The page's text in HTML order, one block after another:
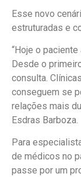
Esse novo
estruturadas e
“Hoje o
Desde o
consulta.
conseguem se
relações mais
Esdras Barboza.
Para
de médicos no
passe por um